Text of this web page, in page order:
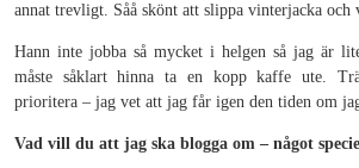
annat trevligt. Såå skönt att slippa vinterjacka
Hann inte jobba så mycket i helgen så jag är
måste såklart hinna ta en kopp kaffe ute.
prioritera – jag vet att jag får igen den tiden om
Vad vill du att jag ska blogga om – något